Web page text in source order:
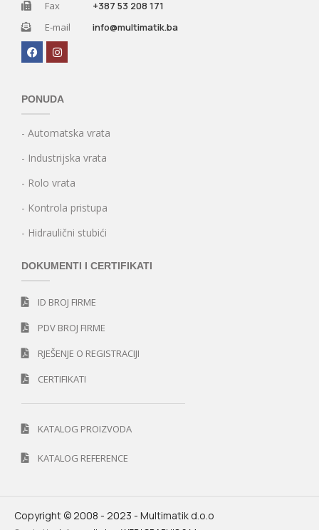
Fax
+387 53 208 171
E-mail
info@multimatik.ba
PONUDA
- Automatska vrata
- Industrijska vrata
- Rolo vrata
- Kontrola pristupa
- Hidraulični stubići
DOKUMENTI I CERTIFIKATI
ID BROJ FIRME
PDV BROJ FIRME
RJEŠENJE O REGISTRACIJI
CERTIFIKATI
KATALOG PROIZVODA
KATALOG REFERENCE
Copyright © 2008 - 2023 - Multimatik d.o.o